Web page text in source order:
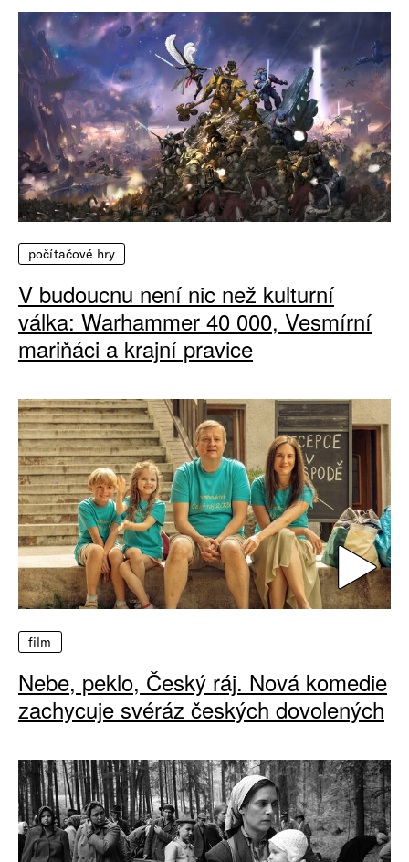
počítačové hry
V budoucnu není nic než kulturní
válka: Warhammer 40 000, Vesmírní
mariňáci a krajní pravice
film
Nebe, peklo, Český ráj. Nová komedie
zachycuje svéráz českých dovolených